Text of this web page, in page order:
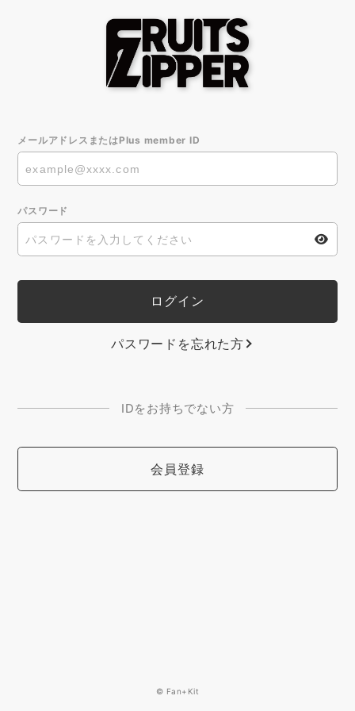
メールアドレスまたはPlus member ID
パスワード
パスワードを忘れた方
IDをお持ちでない方
会員登録
© Fan+Kit